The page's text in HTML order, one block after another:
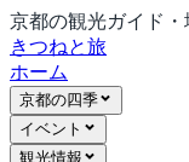
京都の観光ガイド・
きつねと旅
ホーム
京都の四季
イベント
観光情報